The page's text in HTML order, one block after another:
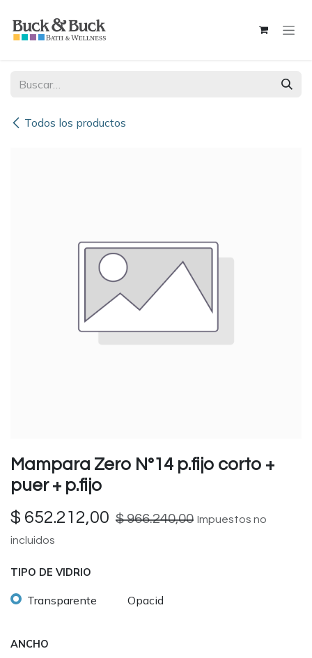
Todos los productos
Mampara Zero N°14 p.fijo corto +
puer + p.fijo
$ 652.212,00 $966.240,00 Impuestos no
incluidos
TIPO DE VIDRIO
Transparente Opacid
ANCHO